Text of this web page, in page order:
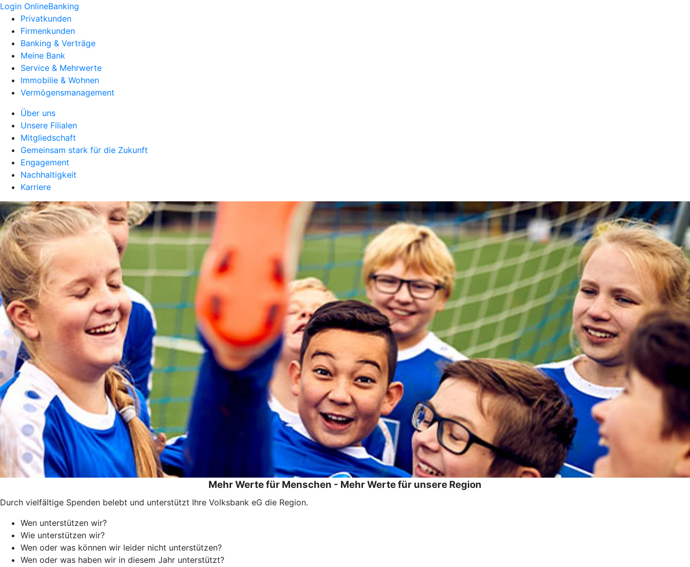
Login OnlineBanking
Privatkunden
Firmenkunden
Banking & Verträge
Meine Bank
Service & Mehrwerte
Immobilie & Wohnen
Vermögensmanagement
Über uns
Unsere Filialen
Mitgliedschaft
Gemeinsam stark für die Zukunft
Engagement
Nachhaltigkeit
Karriere
Mehr Werte für Menschen - Mehr Werte für unsere Region
Durch vielfältige Spenden belebt und unterstützt Ihre Volksbank eG die Region.
Wen unterstützen wir?
Wie unterstützen wir?
Wen oder was können wir leider nicht unterstützen?
Wen oder was haben wir in diesem Jahr unterstützt?